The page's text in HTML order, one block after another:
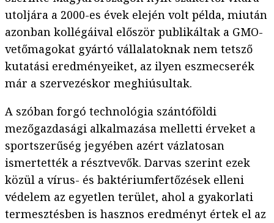
utoljára a 2000-es évek elején volt példa, miután
azonban kollégáival először publikáltak a GMO-
vetőmagokat gyártó vállalatoknak nem tetsző
kutatási eredményeiket, az ilyen eszmecserék
már a szervezéskor meghiúsultak.
A szóban forgó technológia szántóföldi
mezőgazdasági alkalmazása melletti érveket a
sportszerűség jegyében azért vázlatosan
ismertették a résztvevők. Darvas szerint ezek
közül a vírus- és baktériumfertőzések elleni
védelem az egyetlen terület, ahol a gyakorlati
termesztésben is hasznos eredményt értek el az